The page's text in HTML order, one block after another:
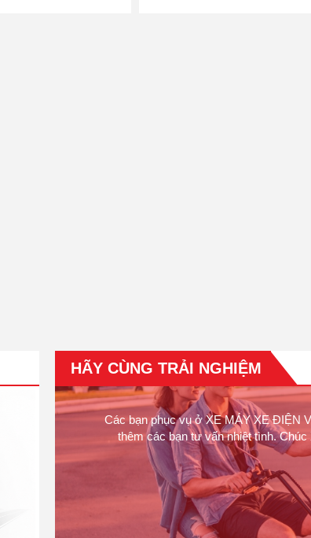
Bạn đang tìm kiếm một chiếc xe điện thời trang,
hành cùng mình trên mọi nẻo đường? Bạn muốn
HÃY CÙNG TRẢI NGHIỆM
Các bạn phục vụ ở XE MÁY XE ĐIỆN
thêm các bạn tư vấn nhiệt tình.